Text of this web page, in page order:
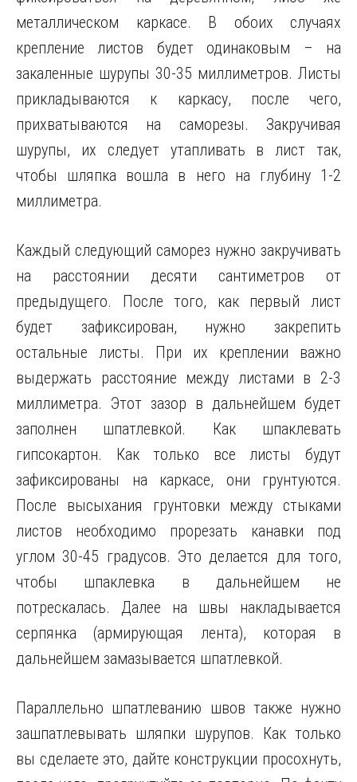
металлическом каркасе. В обоих случаях
крепление листов будет одинаковым – на
закаленные шурупы 30-35 миллиметров. Листы
прикладываются к каркасу, после чего,
прихватываются на саморезы. Закручивая
шурупы, их следует утапливать в лист так,
чтобы шляпка вошла в него на глубину 1-2
миллиметра.
Каждый следующий саморез нужно закручивать
на расстоянии десяти сантиметров от
предыдущего. После того, как первый лист
будет зафиксирован, нужно закрепить
остальные листы. При их креплении важно
выдержать расстояние между листами в 2-3
миллиметра. Этот зазор в дальнейшем будет
заполнен шпатлевкой. Как шпаклевать
гипсокартон. Как только все листы будут
зафиксированы на каркасе, они грунтуются.
После высыхания грунтовки между стыками
листов необходимо прорезать канавки под
углом 30-45 градусов. Это делается для того,
чтобы шпаклевка в дальнейшем не
потрескалась. Далее на швы накладывается
серпянка (армирующая лента), которая в
дальнейшем замазывается шпатлевкой.
Параллельно шпатлеванию швов также нужно
зашпатлевывать шляпки шурупов. Как только
вы сделаете это, дайте конструкции просохнуть,